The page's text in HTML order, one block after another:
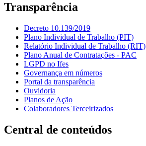
Transparência
Decreto 10.139/2019
Plano Individual de Trabalho (PIT)
Relatório Individual de Trabalho (RIT)
Plano Anual de Contratações - PAC
LGPD no Ifes
Governança em números
Portal da transparência
Ouvidoria
Planos de Ação
Colaboradores Terceirizados
Central de conteúdos